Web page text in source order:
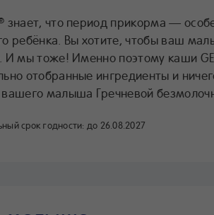
знает, что период прикорма —
ребёнка. Вы хотите, чтобы ваш
И мы тоже! Именно поэтому каши
отобранные ингредиенты и
малыша Гречневой
срок годности: до 26.08.2027